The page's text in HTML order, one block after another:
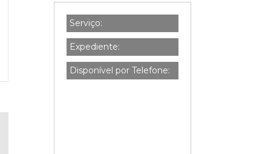
Serviço:
Expediente:
Disponível por Telefone: